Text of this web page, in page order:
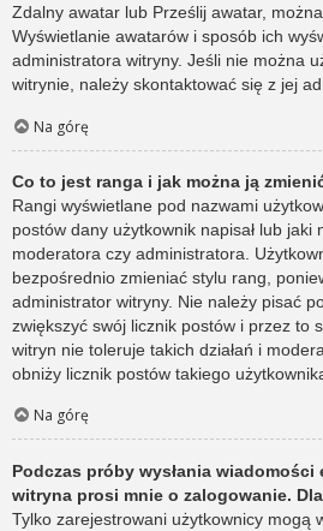
Zdalny awatar lub Prześlij awatar,
Wyświetlanie awatarów i sposób ich
administratora witryny. Jeśli nie można
witrynie, należy skontaktować się z jej
Na górę
Co to jest ranga i jak można ją
Rangi wyświetlane pod nazwami
postów dany użytkownik napisał lub jaki
moderatora czy administratora.
bezpośrednio zmieniać stylu rang,
administrator witryny. Nie należy pisać
zwiększyć swój licznik postów i przez to
witryn nie toleruje takich działań i
obniży licznik postów takiego
Na górę
Podczas próby wysłania
witryna prosi mnie o zalogowanie.
Tylko zarejestrowani użytkownicy mogą